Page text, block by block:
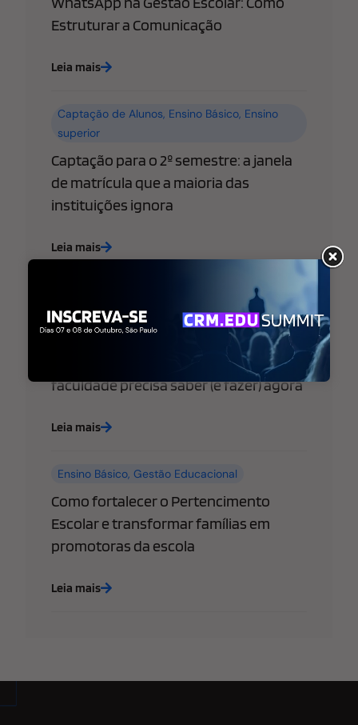
Estruturar a Comunicação
Leia mais
Captação de Alunos, Ensino Básico, Ensino
superior
Captação para o 2º semestre: a janela
de matrícula que a maioria das
instituições ignora
Leia mais
Estratégia de
Marketing Educacional
WhatsApp libera “@username” para
empresas: o que sua escola ou
faculdade precisa saber (e fazer) agora
Leia mais
Ensino Básico,Gestão Educacional
Como fortalecer o Pertencimento
Escolar e transformar famílias em
promotoras da escola
Leia mais